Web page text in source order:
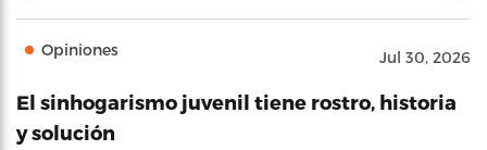
Opiniones Jul 30, 2026
El sinhogarismo juvenil tiene rostro, historia
y solución